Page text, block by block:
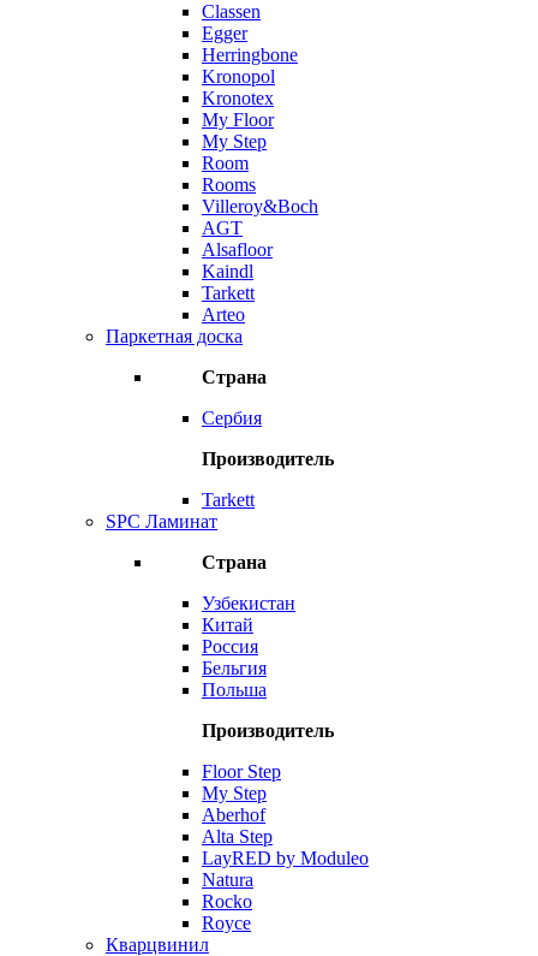
Classen
Egger
Herringbone
Kronopol
Kronotex
My Floor
My Step
Room
Rooms
Villeroy&Boch
AGT
Alsafloor
Kaindl
Tarkett
Arteo
Паркетная доска
Страна
Сербия
Производитель
Tarkett
SPC Ламинат
Страна
Узбекистан
Китай
Россия
Бельгия
Польша
Производитель
Floor Step
My Step
Aberhof
Alta Step
LayRED by Moduleo
Natura
Rocko
Royce
Кварцвинил